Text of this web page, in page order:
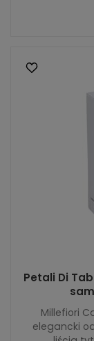
Petali Di
Millefiori
elegancki